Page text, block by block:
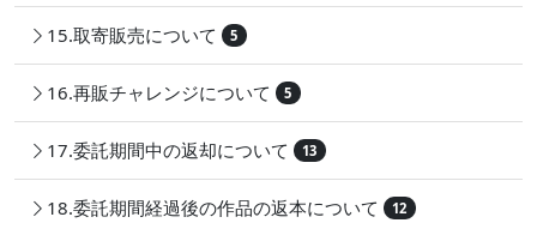
15.取寄販売について 5
16.再販チャレンジについて 5
17.委託期間中の返却について 13
18.委託期間経過後の作品の返本について 12